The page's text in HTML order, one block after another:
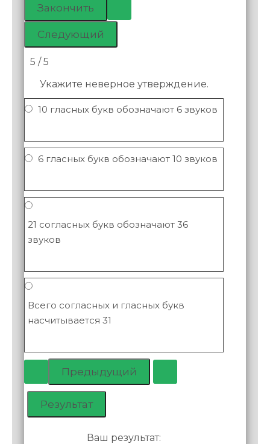
5 / 5
Укажите неверное утверждение.
10 гласных букв обозначают 6 звуков
6 гласных букв обозначают 10 звуков
21 согласных букв обозначают 36
звуков
Всего согласных и гласных букв
насчитывается 31
Ваш результат: